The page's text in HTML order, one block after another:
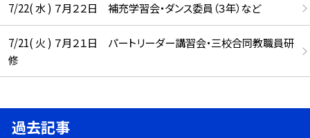
7/22( 水 ) ７月２２日 補充学習会・ダンス委員（３年）など
7/21( 火 ) ７月２１日 パートリーダー講習会・三校合同教職員研
修
過去記事